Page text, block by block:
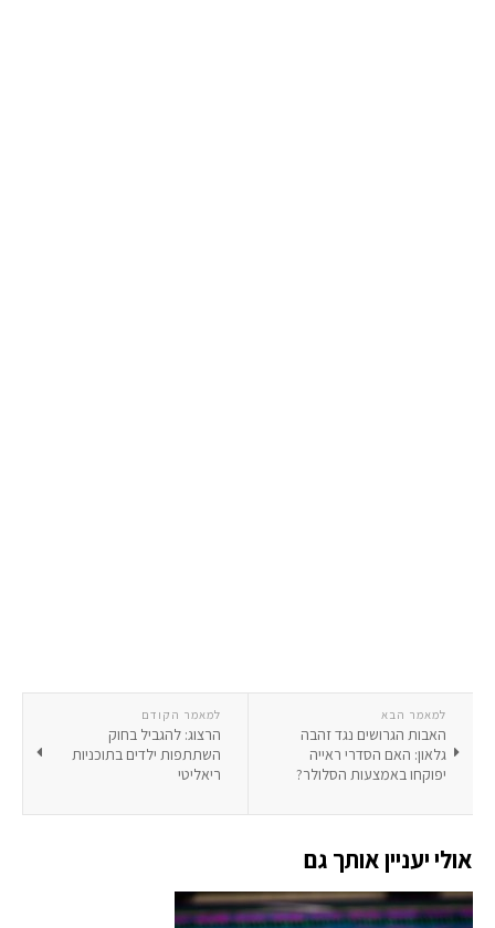
למאמר הקודם
הרצוג: להגביל בחוק
השתתפות ילדים בתוכניות
ריאליטי
למאמר הבא
האבות הגרושים נגד זהבה
גלאון: האם הסדרי ראייה
יפוקחו באמצעות הסלולר?
אולי יעניין אותך גם